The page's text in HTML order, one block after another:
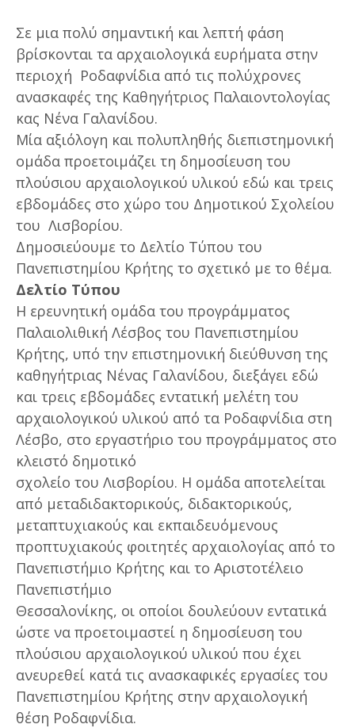
Σε μια πολύ σημαντική και λεπτή φάση
βρίσκονται τα αρχαιολογικά ευρήματα στην
περιοχή Ροδαφνίδια από τις πολύχρονες
ανασκαφές της Καθηγήτριος Παλαιοντολογίας
κας Νένα Γαλανίδου.
Μία αξιόλογη και πολυπληθής διεπιστημονική
ομάδα προετοιμάζει τη δημοσίευση του
πλούσιου αρχαιολογικού υλικού εδώ και τρεις
εβδομάδες στο χώρο του Δημοτικού Σχολείου
του Λισβορίου.
Δημοσιεύουμε το Δελτίο Τύπου του
Πανεπιστημίου Κρήτης το σχετικό με το θέμα.
Δελτίο Τύπου
Η ερευνητική ομάδα του προγράμματος
Παλαιολιθική Λέσβος του Πανεπιστημίου
Κρήτης, υπό την επιστημονική διεύθυνση της
καθηγήτριας Νένας Γαλανίδου, διεξάγει εδώ
και τρεις εβδομάδες εντατική μελέτη του
αρχαιολογικού υλικού από τα Ροδαφνίδια στη
Λέσβο, στο εργαστήριο του προγράμματος στο
κλειστό δημοτικό
σχολείο του Λισβορίου. Η ομάδα αποτελείται
από μεταδιδακτορικούς, διδακτορικούς,
μεταπτυχιακούς και εκπαιδευόμενους
προπτυχιακούς φοιτητές αρχαιολογίας από το
Πανεπιστήμιο Κρήτης και το Αριστοτέλειο
Πανεπιστήμιο
Θεσσαλονίκης, οι οποίοι δουλεύουν εντατικά
ώστε να προετοιμαστεί η δημοσίευση του
πλούσιου αρχαιολογικού υλικού που έχει
ανευρεθεί κατά τις ανασκαφικές εργασίες του
Πανεπιστημίου Κρήτης στην αρχαιολογική
θέση Ροδαφνίδια.